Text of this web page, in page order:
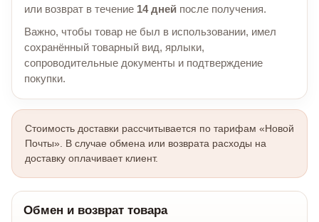
или возврат в течение 14 дней после получения.
Важно, чтобы товар не был в использовании, имел
сохранённый товарный вид, ярлыки,
сопроводительные документы и подтверждение
покупки.
Стоимость доставки рассчитывается по тарифам «Новой
Почты». В случае обмена или возврата расходы на
доставку оплачивает клиент.
Обмен и возврат товара